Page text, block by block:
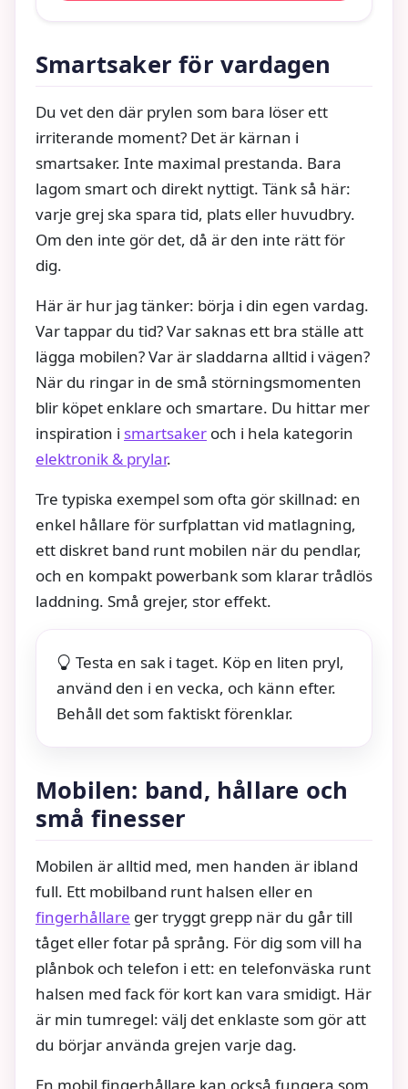
Smartsaker för vardagen
Du vet den där prylen som bara löser ett
irriterande moment? Det är kärnan i
smartsaker. Inte maximal prestanda. Bara
lagom smart och direkt nyttigt. Tänk så här:
varje grej ska spara tid, plats eller huvudbry.
Om den inte gör det, då är den inte rätt för
dig.
Här är hur jag tänker: börja i din egen vardag.
Var tappar du tid? Var saknas ett bra ställe att
lägga mobilen? Var är sladdarna alltid i vägen?
När du ringar in de små störningsmomenten
blir köpet enklare och smartare. Du hittar mer
inspiration i smartsaker och i hela kategorin
elektronik & prylar.
Tre typiska exempel som ofta gör skillnad: en
enkel hållare för surfplattan vid matlagning,
ett diskret band runt mobilen när du pendlar,
och en kompakt powerbank som klarar trådlös
laddning. Små grejer, stor effekt.
Testa en sak i taget. Köp en liten pryl,
använd den i en vecka, och känn efter.
Behåll det som faktiskt förenklar.
Mobilen: band, hållare och
små finesser
Mobilen är alltid med, men handen är ibland
full. Ett mobilband runt halsen eller en
fingerhållare ger tryggt grepp när du går till
tåget eller fotar på språng. För dig som vill ha
plånbok och telefon i ett: en telefonväska runt
halsen med fack för kort kan vara smidigt. Här
är min tumregel: välj det enklaste som gör att
du börjar använda grejen varje dag.
En mobil fingerhållare kan också fungera som